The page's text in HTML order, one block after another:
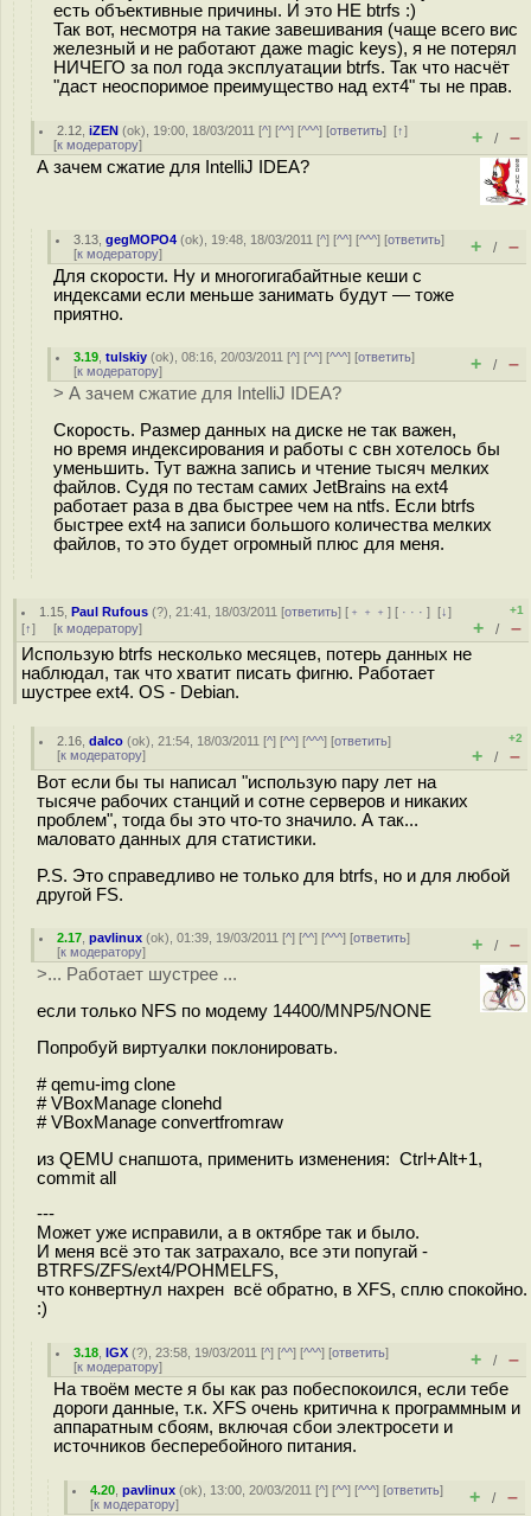
есть объективные причины. И это НЕ btrfs :)
Так вот, несмотря на такие завешивания (чаще всего вис
железный и не работают даже magic keys), я не потерял
НИЧЕГО за пол года эксплуатации btrfs. Так что насчёт
"даст неоспоримое преимущество над ехт4" ты не прав.
2.12 ,iZEN (ok), 19:00, 18/03/2011 [^] [^^] [^^^] [ответить][↑]
[к модератору] + / –
А зачем сжатие для IntelliJ IDEA?
3.13 ,gegMOPO4 (ok), 19:48, 18/03/2011 [^] [^^] [^^^] [ответить]
[к модератору] + / –
Для скорости. Ну и многогигабайтные кеши с
индексами если меньше занимать будут — тоже
приятно.
3.19 ,tulskiy (ok), 08:16, 20/03/2011 [^] [^^] [^^^] [ответить]
[к модератору] + / –
> А зачем сжатие для IntelliJ IDEA?
Скорость. Размер данных на диске не так важен,
но время индексирования и работы с свн хотелось бы
уменьшить. Тут важна запись и чтение тысяч мелких
файлов. Судя по тестам самих JetBrains на ext4
работает раза в два быстрее чем на ntfs. Если btrfs
быстрее ext4 на записи большого количества мелких
файлов, то это будет огромный плюс для меня.
1.15 ,Paul Rufous (?), 21:41, 18/03/2011 [ответить] [ ﹢﹢﹢] [ · · ·][↓]
[↑] [к модератору]
+1
+ / –
Использую btrfs несколько месяцев, потерь данных не
наблюдал, так что хватит писать фигню. Работает
шустрее ext4. OS - Debian.
2.16 ,dalco (ok), 21:54, 18/03/2011 [^] [^^] [^^^] [ответить]
[к модератору]
+2
+ / –
Вот если бы ты написал "использую пару лет на
тысяче рабочих станций и сотне серверов и никаких
проблем", тогда бы это что-то значило. А так...
маловато данных для статистики.
P.S. Это справедливо не только для btrfs, но и для любой
другой FS.
2.17 ,pavlinux (ok), 01:39, 19/03/2011 [^] [^^] [^^^] [ответить]
[к модератору] + / –
>... Работает шустрее ...
если только NFS по модему 14400/MNP5/NONE
Попробуй виртуалки поклонировать.
# qemu-img clone
# VBoxManage clonehd
# VBoxManage convertfromraw
из QEMU снапшота, применить изменения: Ctrl+Alt+1,
commit all
---
Может уже исправили, а в октябре так и было.
И меня всё это так затрахало, все эти попугай -
BTRFS/ZFS/ext4/POHMELFS,
что конвертнул нахрен всё обратно, в XFS, сплю спокойно.
:)
3.18 ,IGX (?), 23:58, 19/03/2011 [^] [^^] [^^^] [ответить]
[к модератору] + / –
На твоём месте я бы как раз побеспокоился, если тебе
дороги данные, т.к. XFS очень критична к программным и
аппаратным сбоям, включая сбои электросети и
источников бесперебойного питания.
4.20 ,pavlinux (ok), 13:00, 20/03/2011 [^] [^^] [^^^] [ответить]
[к модератору] + / –